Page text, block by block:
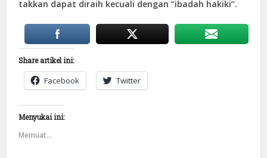
takkan dapat diraih kecuali dengan “ibadah hakiki”.
Share artikel ini:
Facebook Twitter
Menyukai ini:
Memuat...